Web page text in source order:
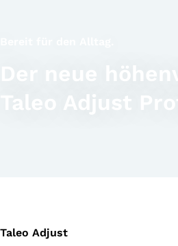
Taleo Adjust
Taleo Adjust